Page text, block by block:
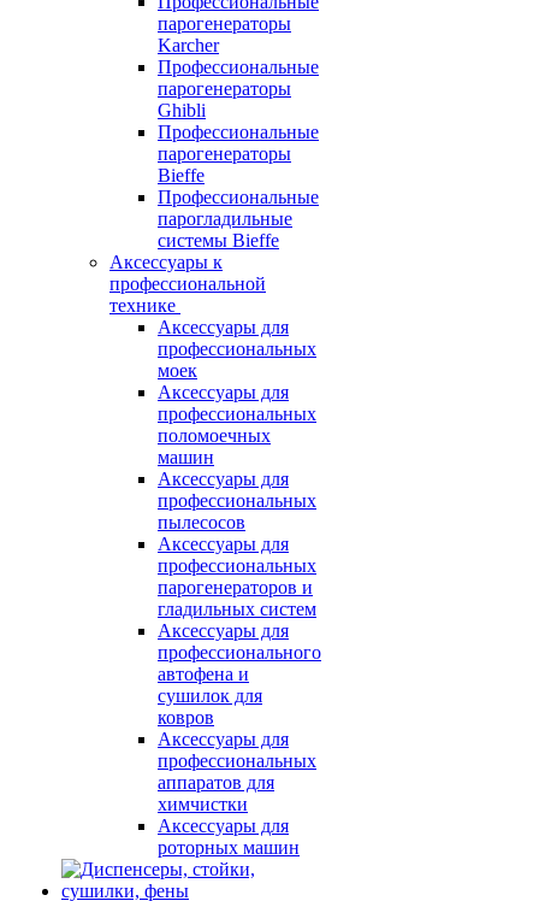
парогенераторы
Karcher
Профессиональные
парогенераторы
Ghibli
Профессиональные
парогенераторы
Bieffe
Профессиональные
парогладильные
системы Bieffe
Аксессуары к
профессиональной
технике
Аксессуары для
профессиональных
моек
Аксессуары для
профессиональных
поломоечных
машин
Аксессуары для
профессиональных
пылесосов
Аксессуары для
профессиональных
парогенераторов и
гладильных систем
Аксессуары для
профессионального
автофена и
сушилок для
ковров
Аксессуары для
профессиональных
аппаратов для
химчистки
Аксессуары для
роторных машин